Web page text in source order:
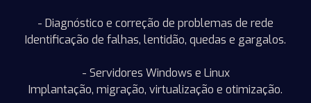
- Diagnóstico e correção de problemas de rede
Identificação de falhas, lentidão, quedas e gargalos.
- Servidores Windows e Linux
Implantação, migração, virtualização e otimização.